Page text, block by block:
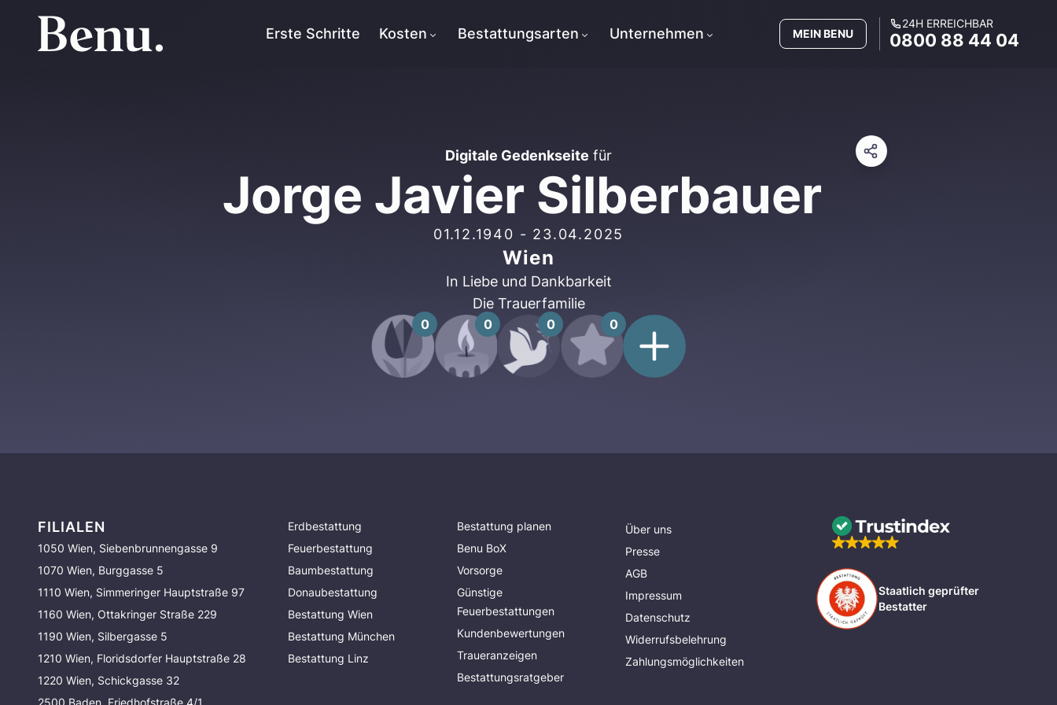
Erste Schritte Kosten Bestattungsarten Unternehmen MEIN BENU
24H ERREICHBAR
0800 88 44 04
Digitale Gedenkseite für
Jorge Javier Silberbauer
01.12.1940 - 23.04.2025
Wien
In Liebe und Dankbarkeit
Die Trauerfamilie
0 0 0 0
FILIALEN
1050 Wien, Siebenbrunnengasse 9
1070 Wien, Burggasse 5
1110 Wien, Simmeringer Hauptstraße 97
1160 Wien, Ottakringer Straße 229
1190 Wien, Silbergasse 5
1210 Wien, Floridsdorfer Hauptstraße 28
1220 Wien, Schickgasse 32
2500 Baden, Friedhofstraße 4/1
Erdbestattung
Feuerbestattung
Baumbestattung
Donaubestattung
Bestattung Wien
Bestattung München
Bestattung Linz
Bestattung planen
Benu BoX
Vorsorge
Günstige
Feuerbestattungen
Kundenbewertungen
Traueranzeigen
Bestattungsratgeber
Über uns
Presse
AGB
Impressum
Datenschutz
Widerrufsbelehrung
Zahlungsmöglichkeiten
Staatlich geprüfter
Bestatter